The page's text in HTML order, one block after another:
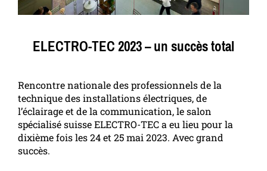
ELECTRO-TEC 2023 – un succès total
Rencontre nationale des professionnels de la
technique des installations électriques, de
l’éclairage et de la communication, le salon
spécialisé suisse ELECTRO-TEC a eu lieu pour la
dixième fois les 24 et 25 mai 2023. Avec grand
succès.